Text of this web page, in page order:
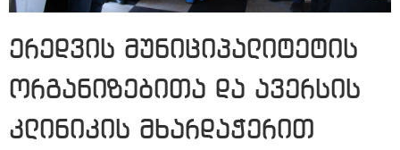
ერედვის მუნიციპალიტეტის
ორგანიზებითა და ავერსის
კლინიკის მხარდაჭერით